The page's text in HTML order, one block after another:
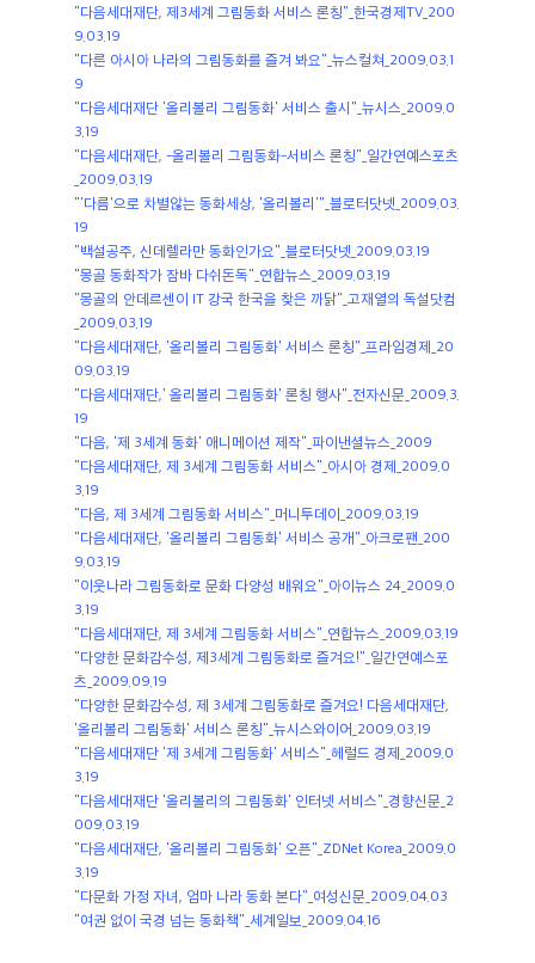
"다음세대재단, 제3세계 그림동화 서비스 론칭"_한국경제TV_200
9.03.19
"다른 아시아 나라의 그림동화를 즐겨 봐요"_뉴스컬쳐_2009.03.1
9
"다음세대재단 '올리볼리 그림동화' 서비스 출시"_뉴시스_2009.0
3.19
"다음세대재단, -올리볼리 그림동화-서비스 론칭"_일간연예스포츠
_2009.03.19
"'다름'으로 차별않는 동화세상, '올리볼리'"_블로터닷넷_2009.03.
19
"백설공주, 신데렐라만 동화인가요"_블로터닷넷_2009.03.19
"몽골 동화작가 잠바 다쉬돈독"_연합뉴스_2009.03.19
"몽골의 안데르센이 IT 강국 한국을 찾은 까닭"_고재열의 독설닷컴
_2009.03.19
"다음세대재단, '올리볼리 그림동화' 서비스 론칭"_프라임경제_20
09.03.19
"다음세대재단,' 올리볼리 그림동화' 론칭 행사"_전자신문_2009.3.
19
"다음, '제 3세계 동화' 애니메이션 제작"_파이낸셜뉴스_2009
"다음세대재단, 제 3세계 그림동화 서비스"_아시아 경제_2009.0
3.19
"다음, 제 3세계 그림동화 서비스"_머니투데이_2009.03.19
"다음세대재단, '올리볼리 그림동화' 서비스 공개"_아크로팬_200
9.03.19
"이웃나라 그림동화로 문화 다양성 배워요"_아이뉴스 24_2009.0
3.19
"다음세대재단, 제 3세계 그림동화 서비스"_연합뉴스_2009.03.19
"다양한 문화감수성, 제3세계 그림동화로 즐겨요!"_일간연예스포
츠_2009.09.19
"다양한 문화감수성, 제 3세계 그림동화로 즐겨요! 다음세대재단,
'올리볼리 그림동화' 서비스 론칭"_뉴시스와이어_2009.03.19
"다음세대재단 '제 3세계 그림동화' 서비스"_헤럴드 경제_2009.0
3.19
"다음세대재단 '올리볼리의 그림동화' 인터넷 서비스"_경향신문_2
009.03.19
"다음세대재단, '올리볼리 그림동화' 오픈"_ZDNet Korea_2009.0
3.19
"다문화 가정 자녀, 엄마 나라 동화 본다"_여성신문_2009.04.03
"여권 없이 국경 넘는 동화책"_세계일보_2009.04.16